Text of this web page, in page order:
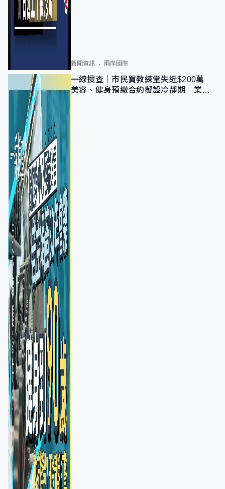
新聞資訊 兩岸國際
一線搜查｜市民買教練堂失近$200萬
美容、健身預繳合約擬設冷靜期 業界